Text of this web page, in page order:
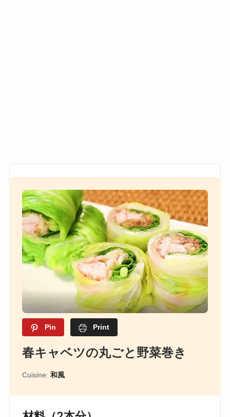
Pin Print
春キャベツの丸ごと野菜巻き
Cuisine: 和風